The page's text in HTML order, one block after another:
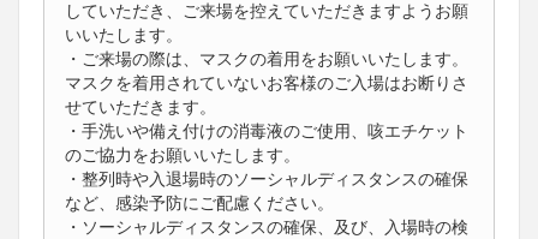
していただき、ご来場を控えていただきますようお願
いいたします。
・ご来場の際は、マスクの着用をお願いいたします。
マスクを着用されていないお客様のご入場はお断りさ
せていただきます。
・手洗いや備え付けの消毒液のご使用、咳エチケット
のご協力をお願いいたします。
・整列時や入退場時のソーシャルディスタンスの確保
など、感染予防にご配慮ください。
・ソーシャルディスタンスの確保、及び、入場時の検